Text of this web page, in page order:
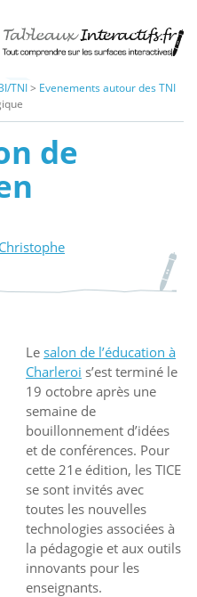
TNI> Evenements autour des TNI
de
Christophe
Le salon de l’éducation à
Charleroi s’est terminé le
19 octobre après une
semaine de
bouillonnement d’idées
et de conférences. Pour
cette 21e édition, les TICE
se sont invités avec
toutes les nouvelles
technologies associées à
la pédagogie et aux outils
innovants pour les
enseignants.